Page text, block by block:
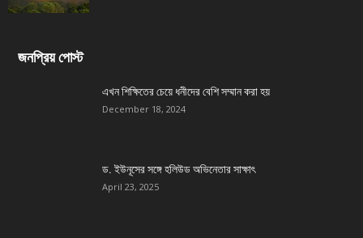
জনপ্রিয় পোস্ট
এখন শিক্ষিতের চেয়ে ধনীদের বেশি সম্মান করা হয়
December 18, 2024
ড. ইউনূসের সঙ্গে হলিউড অভিনেতার সাক্ষাৎ
April 23, 2025